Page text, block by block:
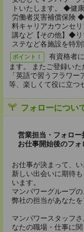
トいたします。 ◆健
労働者災害補償保険
料キャリアカウンセ
講など【その他】◆リ
ステなど各施設を特
ポイント！
有資格者
ます。 またご登録い
「英語で習うフラワ
等、楽しくて役に立つ
フォローについ
営業担当・フォロー
お仕事開始後のフォ
お仕事が決まって、い
新しい出会いに期待
います。
マンパワーグループ
弊社の担当があなた
マンパワースタッフ
なたの職場・仕事に